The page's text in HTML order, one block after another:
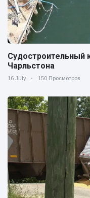
Судостроительный
Чарльстона
16 July 150 Просмотров